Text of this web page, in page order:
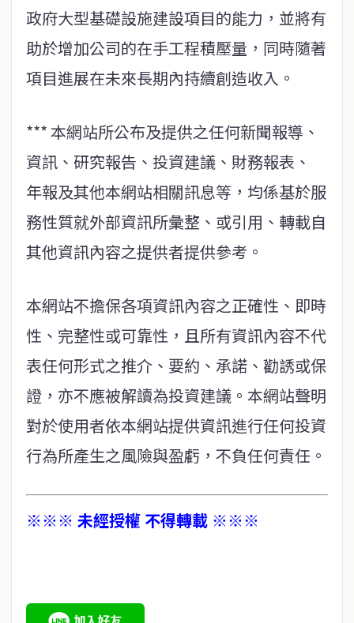
政府大型基礎設施建設項目的能力，並將有
助於增加公司的在手工程積壓量，同時隨著
項目進展在未來長期內持續創造收入。
*** 本網站所公布及提供之任何新聞報導、
資訊、研究報告、投資建議、財務報表、
年報及其他本網站相關訊息等，均係基於服
務性質就外部資訊所彙整、或引用、轉載自
其他資訊內容之提供者提供參考。
本網站不擔保各項資訊內容之正確性、即時
性、完整性或可靠性，且所有資訊內容不代
表任何形式之推介、要約、承諾、勸誘或保
證，亦不應被解讀為投資建議。本網站聲明
對於使用者依本網站提供資訊進行任何投資
行為所產生之風險與盈虧，不負任何責任。
※※※ 未經授權 不得轉載 ※※※